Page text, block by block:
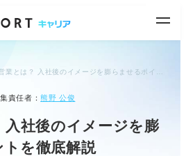
責任者：熊野 公俊
入社後のイメージを膨
を徹底解説